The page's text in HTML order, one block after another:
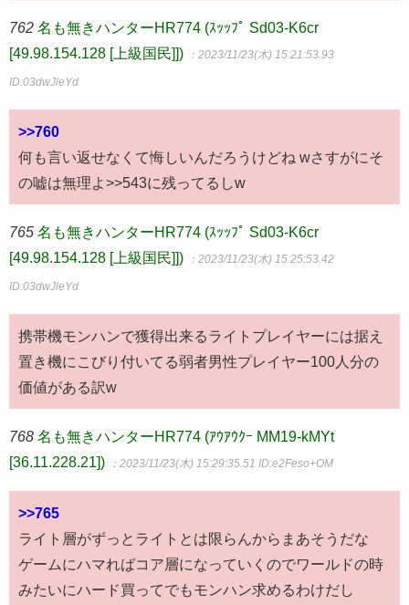
762 名も無きハンターHR774 (ｽｯｯﾌﾟ Sd03-K6cr
[49.98.154.128 [上級国民]])
：2023/11/23(木) 15:21:53.93
ID:03dwJleYd
>>760
何も言い返せなくて悔しいんだろうけどね wさすがにそ
の嘘は無理よ>>543に残ってるしw
765 名も無きハンターHR774 (ｽｯｯﾌﾟ Sd03-K6cr
[49.98.154.128 [上級国民]])
：2023/11/23(木) 15:25:53.42
ID:03dwJleYd
携帯機モンハンで獲得出来るライトプレイヤーには据え
置き機にこびり付いてる弱者男性プレイヤー100人分の
価値がある訳w
768 名も無きハンターHR774 (ｱｳｱｳｸｰ MM19-kMYt
[36.11.228.21])
：2023/11/23(木) 15:29:35.51 ID:e2Feso+OM
>>765
ライト層がずっとライトとは限らんからまあそうだな
ゲームにハマればコア層になっていくのでワールドの時
みたいにハード買ってでもモンハン求めるわけだし